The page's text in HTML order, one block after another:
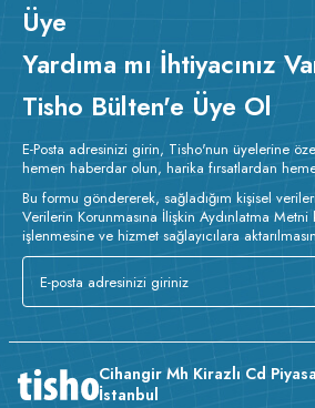
v233.25
Üye
Yardıma mı İhtiyacınız
Tisho Bülten'e Üye Ol
E-Posta adresinizi girin, Tisho'nun üyelerine
hemen haberdar olun, harika fırsatlardan
Bu formu göndererek, sağladığım kişisel
Verilerin Korunmasına İlişkin Aydınlatma
işlenmesine ve hizmet sağlayıcılara
Cihangir Mh Kirazlı Cd
İstanbul